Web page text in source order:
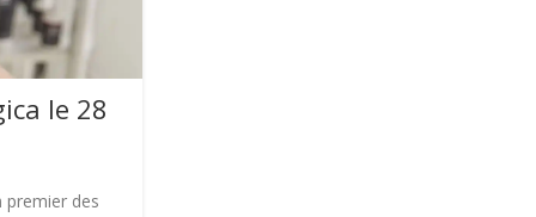
le 28
premier des